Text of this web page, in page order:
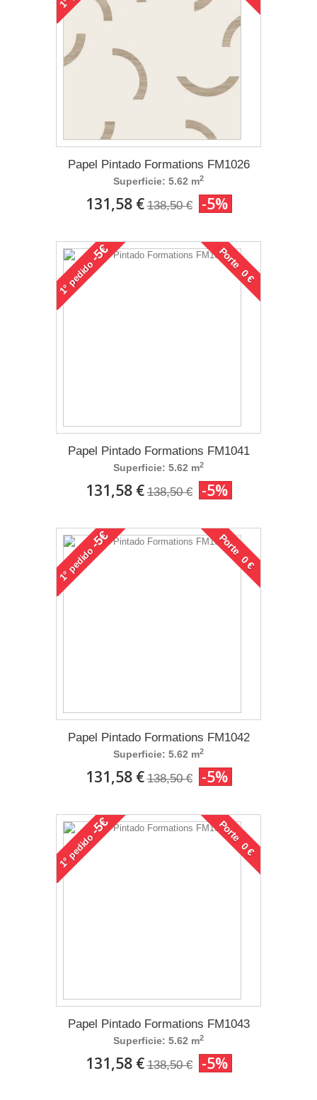
Papel Pintado Formations FM1026
Superficie: 5.62 m2
131,58 € 138,50 € -5%
1°
pedido
-5€ Porte 0 €
Papel Pintado Formations FM1041
Superficie: 5.62 m2
131,58 € 138,50 € -5%
1°
pedido
-5€ Porte 0 €
Papel Pintado Formations FM1042
Superficie: 5.62 m2
131,58 € 138,50 € -5%
1°
pedido
-5€ Porte 0 €
Papel Pintado Formations FM1043
Superficie: 5.62 m2
131,58 € 138,50 € -5%